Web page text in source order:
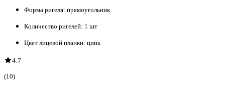
Форма ригеля: прямоугольник
Количество ригелей: 1 шт
Цвет лицевой планки: цинк
4.7
(10)